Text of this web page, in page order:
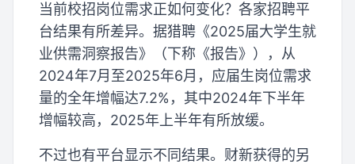
当前校招岗位需求正如何变化？各家招聘平
台结果有所差异。据猎聘《2025届大学生就
业供需洞察报告》（下称《报告》），从
2024年7月至2025年6月，应届生岗位需求
量的全年增幅达7.2%，其中2024年下半年
增幅较高，2025年上半年有所放缓。
不过也有平台显示不同结果。财新获得的另